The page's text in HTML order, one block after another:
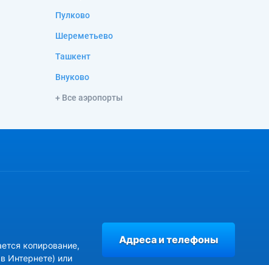
Пулково
Шереметьево
Ташкент
Внуково
+ Все аэропорты
копирование,
Интернете) или
Адреса и телефоны